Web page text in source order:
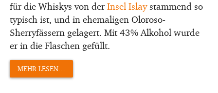
für die Whiskys von derInsel Islaystammend so
typisch ist, und in ehemaligen Oloroso-
Sherryfässern gelagert. Mit 43% Alkohol wurde
er in die Flaschen gefüllt.
MEHR LESEN…